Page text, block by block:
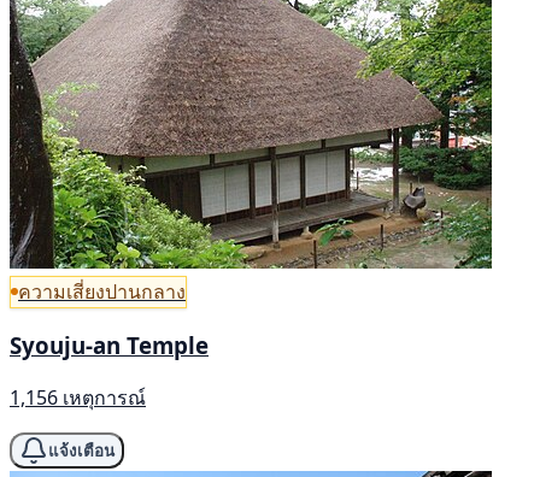
ความเสี่ยงปานกลาง
Syouju-an Temple
1,156 เหตุการณ์
แจ้งเตือน